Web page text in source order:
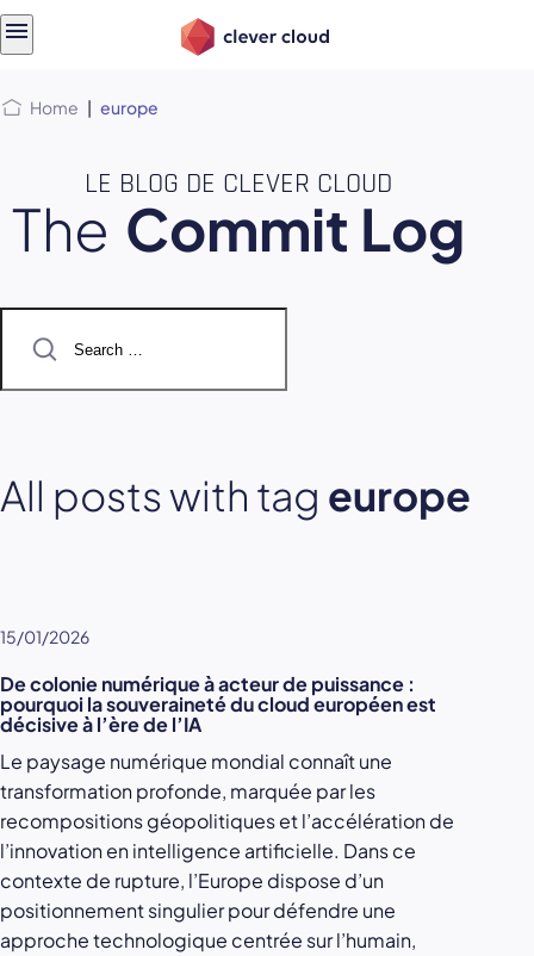
Home | europe
LE BLOG DE CLEVER CLOUD
The Commit Log
for:
All posts with tag europe
15/01/2026
De colonie numérique à acteur de puissance :
pourquoi la souveraineté du cloud européen est
décisive à l’ère de l’IA
Le paysage numérique mondial connaît une
transformation profonde, marquée par les
recompositions géopolitiques et l’accélération de
l’innovation en intelligence artificielle. Dans ce
contexte de rupture, l’Europe dispose d’un
positionnement singulier pour défendre une
approche technologique centrée sur l’humain,